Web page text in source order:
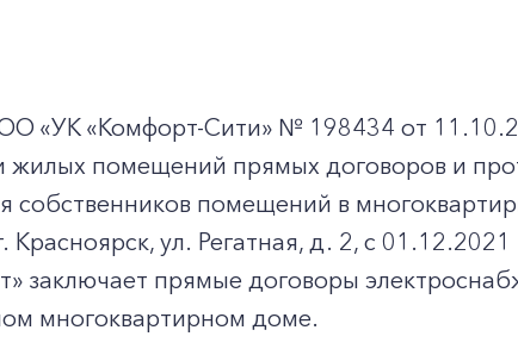
«УК «Комфорт-Сити» № 198434 от
жилых помещений прямых договоров и
собственников помещений в
ул. Регатная, д. 2, с 01.12.2021
заключает прямые договоры
многоквартирном доме.